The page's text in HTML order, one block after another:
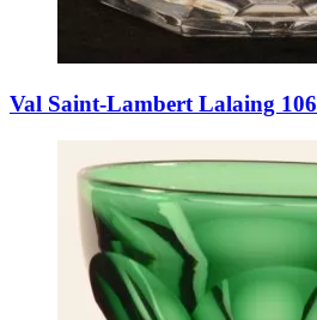
Val Saint-Lambert Lalaing 106